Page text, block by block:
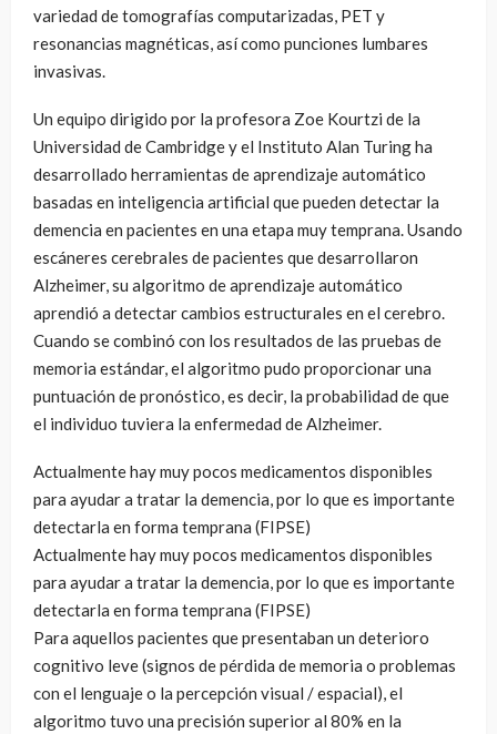
variedad de tomografías computarizadas, PET y
resonancias magnéticas, así como punciones lumbares
invasivas.
Un equipo dirigido por la profesora Zoe Kourtzi de la
Universidad de Cambridge y el Instituto Alan Turing ha
desarrollado herramientas de aprendizaje automático
basadas en inteligencia artificial que pueden detectar la
demencia en pacientes en una etapa muy temprana. Usando
escáneres cerebrales de pacientes que desarrollaron
Alzheimer, su algoritmo de aprendizaje automático
aprendió a detectar cambios estructurales en el cerebro.
Cuando se combinó con los resultados de las pruebas de
memoria estándar, el algoritmo pudo proporcionar una
puntuación de pronóstico, es decir, la probabilidad de que
el individuo tuviera la enfermedad de Alzheimer.
Actualmente hay muy pocos medicamentos disponibles
para ayudar a tratar la demencia, por lo que es importante
detectarla en forma temprana (FIPSE)
Actualmente hay muy pocos medicamentos disponibles
para ayudar a tratar la demencia, por lo que es importante
detectarla en forma temprana (FIPSE)
Para aquellos pacientes que presentaban un deterioro
cognitivo leve (signos de pérdida de memoria o problemas
con el lenguaje o la percepción visual / espacial), el
algoritmo tuvo una precisión superior al 80% en la